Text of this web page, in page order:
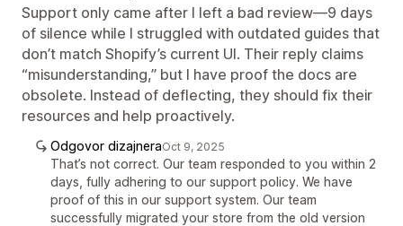
Support only came after I left a bad review—9 days
of silence while I struggled with outdated guides that
don’t match Shopify’s current UI. Their reply claims
“misunderstanding,” but I have proof the docs are
obsolete. Instead of deflecting, they should fix their
resources and help proactively.
Odgovor dizajneraOct 9, 2025
That’s not correct. Our team responded to you within 2
days, fully adhering to our support policy. We have
proof of this in our support system. Our team
successfully migrated your store from the old version